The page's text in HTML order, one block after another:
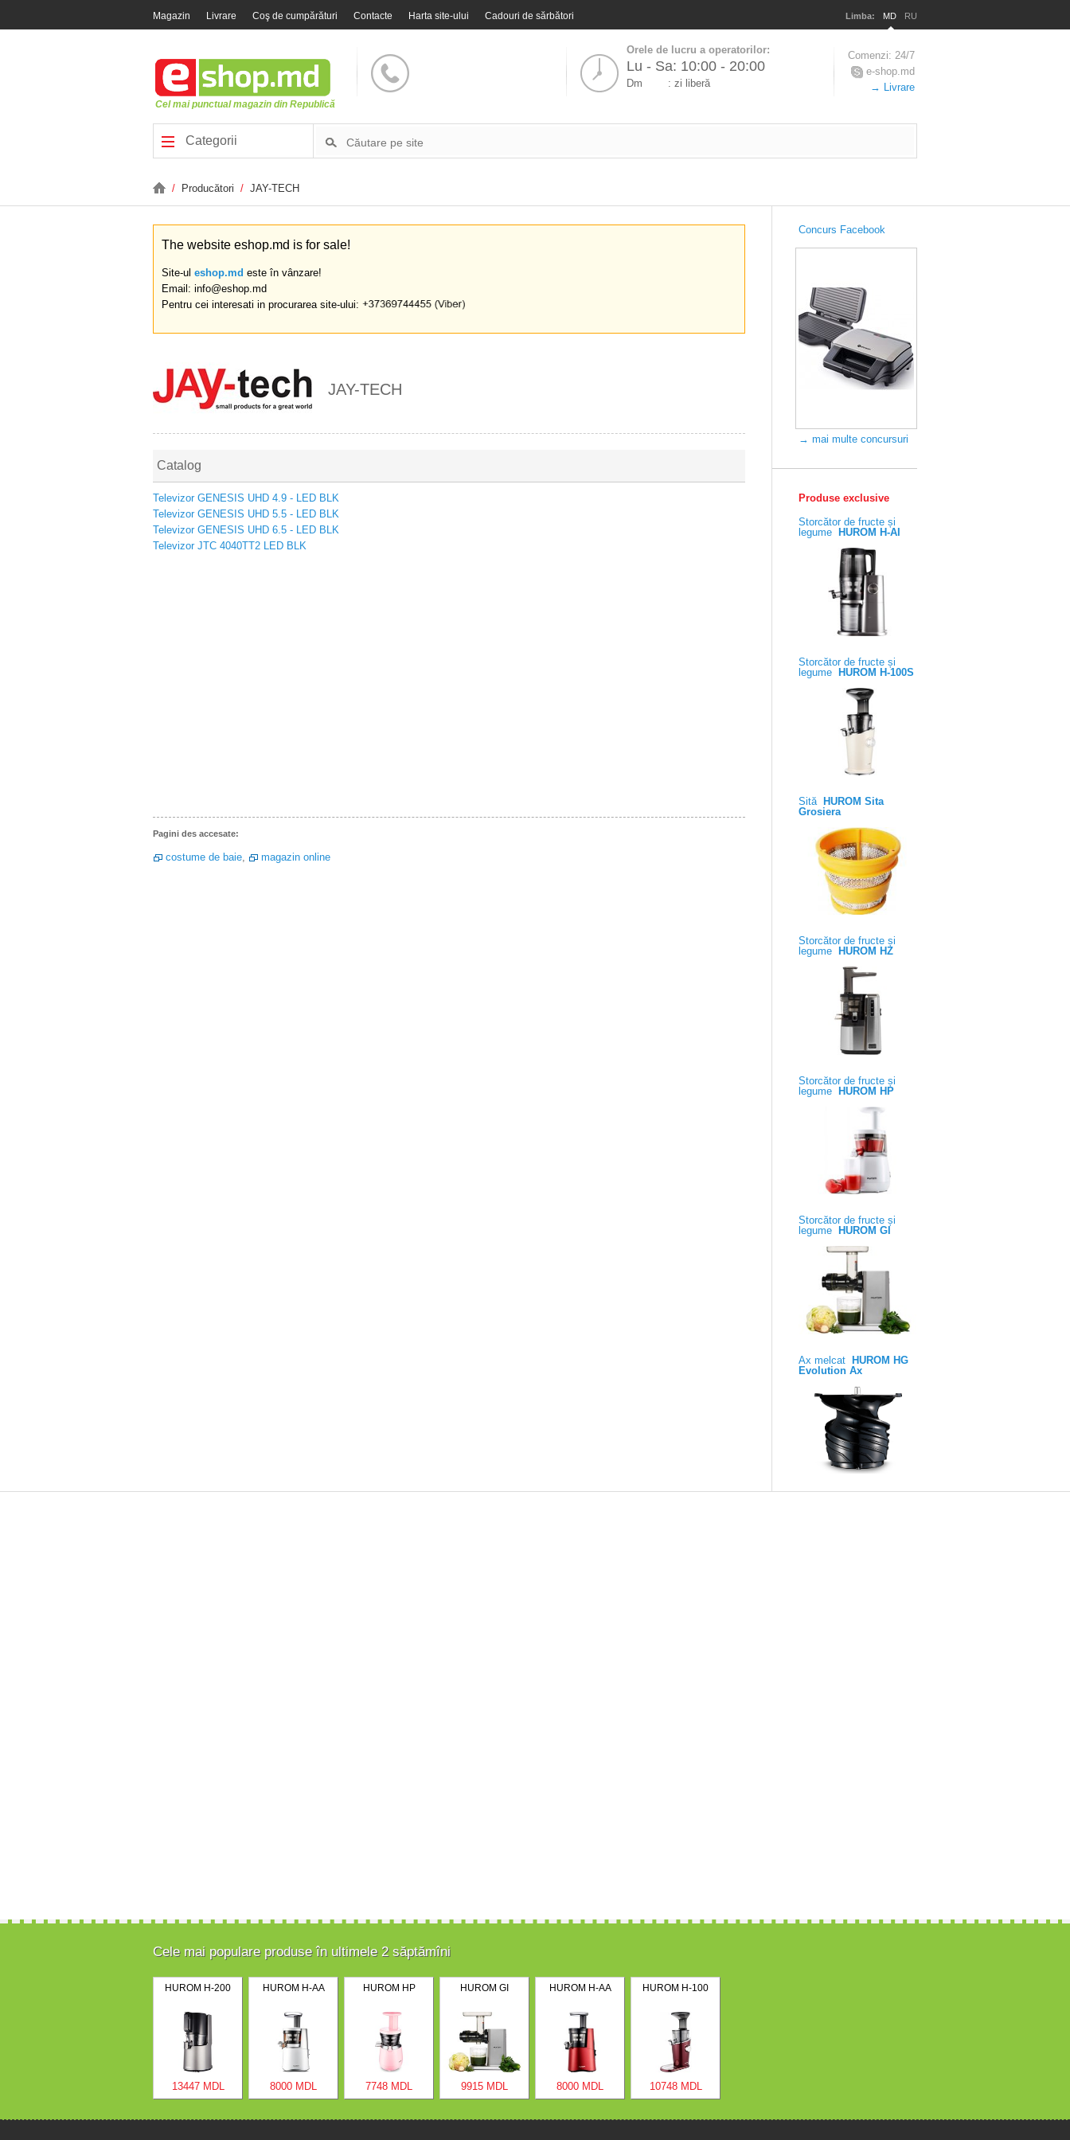
Magazin Livrare Coş de cumpărături Contacte Harta site-ului Cadouri de sărbători Limba: MD RU
Cel mai punctual magazin din Republică
Orele de lucru a operatorilor:
Lu - Sa: 10:00 - 20:00
Dm : zi liberă
Comenzi: 24/7
e-shop.md
→ Livrare
Categorii
/ Producători / JAY-TECH
The website eshop.md is for sale!
Site-ul eshop.md este în vânzare!
Email: info@eshop.md
Pentru cei interesati in procurarea site-ului:
JAY-TECH
Catalog
Televizor GENESIS UHD 4.9 - LED BLK
Televizor GENESIS UHD 5.5 - LED BLK
Televizor GENESIS UHD 6.5 - LED BLK
Televizor JTC 4040TT2 LED BLK
Pagini des accesate:
costume de baie, magazin online
Concurs Facebook
→ mai multe concursuri
Produse exclusive
Storcător de fructe și
legume
HUROM H-AI
Storcător de fructe și
legume
HUROM H-100S
Sită HUROM Sita
Grosiera
Storcător de fructe și
legume
HUROM HZ
Storcător de fructe și
legume
HUROM HP
Storcător de fructe și
legume
HUROM GI
Ax melcat
HUROM HG
Evolution Ax
Cele mai populare produse în ultimele 2 săptămîni
HUROM H-200
13447 MDL
HUROM H-AA
8000 MDL
HUROM HP
7748 MDL
HUROM GI
9915 MDL
HUROM H-AA
8000 MDL
HUROM H-100
10748 MDL